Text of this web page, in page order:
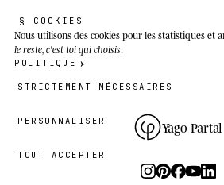
Yago Partal
§ COOKIES
Nous utilisons des cookiespour les statistiques et
le reste, c'est toi qui choisis.
POLITIQUE
STRICTEMENT NÉCESSAIRES
PERSONNALISER
TOUT ACCEPTER